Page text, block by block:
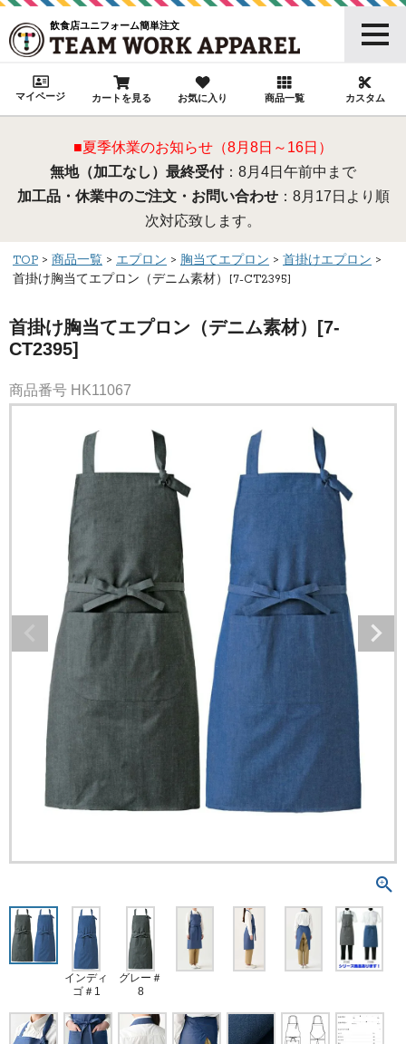
飲食店ユニフォーム簡単注文
マイページ カートを見る お気に入り 商品一覧 カスタム
■夏季休業のお知らせ（8月8日～16日）
無地（加工なし）最終受付：8月4日午前中まで
加工品・休業中のご注文・お問い合わせ：8月17日より順
次対応致します。
TOP 商品一覧 エプロン 胸当てエプロン
首掛けエプロン
首掛け胸当てエプロン（デニム素材）[7-CT2395]
首掛け胸当てエプロン（デニム素材）[7-
CT2395]
商品番号 HK11067
インディ
ゴ＃1
グレー＃
8